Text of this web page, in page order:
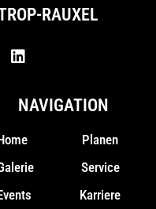
RAUXEL
NAVIGATION
Planen
Service
Karriere